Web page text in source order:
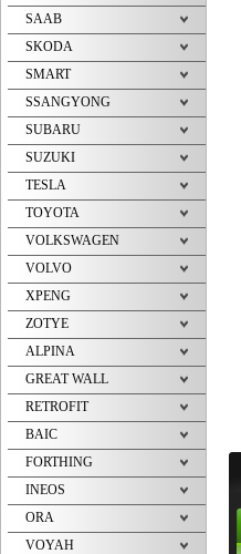
SAAB
SKODA
SMART
SSANGYONG
SUBARU
SUZUKI
TESLA
TOYOTA
VOLKSWAGEN
VOLVO
XPENG
ZOTYE
ALPINA
GREAT WALL
RETROFIT
BAIC
FORTHING
INEOS
ORA
VOYAH